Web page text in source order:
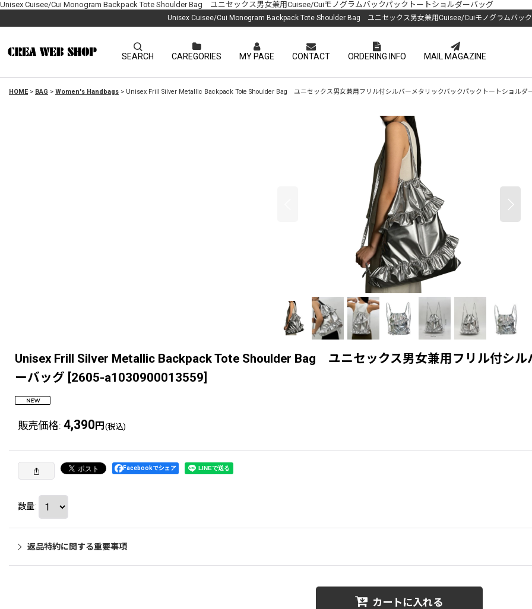
Unisex Cuisee/Cui Monogram Backpack Tote Shoulder Bag ユニセックス男女兼用Cuisee/Cuiモノグラムバックパックトートショルダーバッグ
Unisex Cuisee/Cui Monogram Backpack Tote Shoulder Bag ユニセックス男女兼用Cuisee/Cuiモノグラムバッ
SEARCH CAREGORIES MY PAGE CONTACT ORDERING INFO MAIL MAGAZINE
HOME > BAG > Women's Handbags > Unisex Frill Silver Metallic Backpack Tote Shoulder Bag ユニセックス男女兼用フリル付シルバーメタリックバックパックトートショルダ
Unisex Frill Silver Metallic Backpack Tote Shoulder Bag ユニセックス男女兼用フリル付シ
ーバッグ [2605-a1030900013559]
販売価格: 4,390 円 (税込)
Facebookでシェア
数量:
返品特約に関する重要事項
カートに入れる